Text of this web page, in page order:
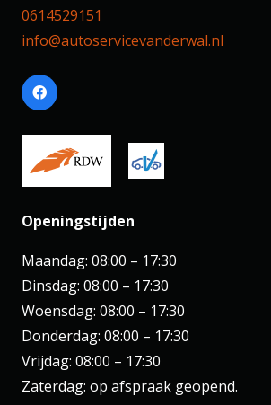
0614529151
info@autoservicevanderwal.nl
Openingstijden
Maandag: 08:00 – 17:30
Dinsdag: 08:00 – 17:30
Woensdag: 08:00 – 17:30
Donderdag: 08:00 – 17:30
Vrijdag: 08:00 – 17:30
Zaterdag: op afspraak geopend.